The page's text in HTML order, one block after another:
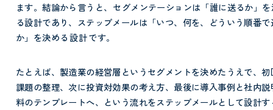
ます。結論から言うと、 セグメンテーションは「誰に送るか」
る設計であり、ステップメールは「いつ、何を、どういう順番で
か」を決める 設計です。
たとえば、製造業の経営層というセグメントを決めたうえで、初
課題の整理、次に投資対効果の考え方、最後に導入事例と社内説
料のテンプレートへ、という流れをステップメールとして設計す